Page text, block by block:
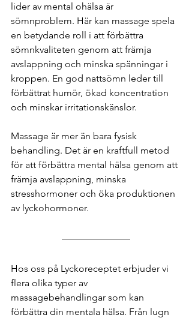
lider av mental ohälsa är
sömnproblem. Här kan massage spela
en betydande roll i att förbättra
sömnkvaliteten genom att främja
avslappning och minska spänningar i
kroppen. En god nattsömn leder till
förbättrat humör, ökad koncentration
och minskar irritationskänslor.
Massage är mer än bara fysisk
behandling. Det är en kraftfull metod
för att förbättra mental hälsa genom att
främja avslappning, minska
stresshormoner och öka produktionen
av lyckohormoner.
Hos oss på Lyckoreceptet erbjuder vi
flera olika typer av
massagebehandlingar som kan
förbättra din mentala hälsa. Från lugn